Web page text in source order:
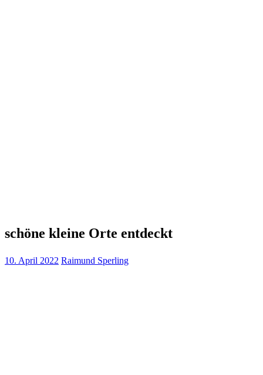
schöne kleine Orte entdeckt
10. April 2022 Raimund Sperling